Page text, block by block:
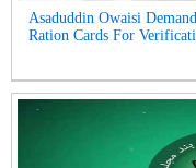
Asaduddin Owaisi
Ration Cards For